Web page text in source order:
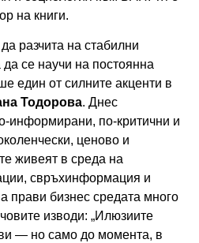
на книги.
разчита на стабилни
се научи на постоянна
един от силните акценти в
Тодорова. Днес
информирани, по-критични и
ценово и
живеят в среда на
свръхинформация и
прави бизнес средата много
изводи: „Илюзиите
— но само до момента, в